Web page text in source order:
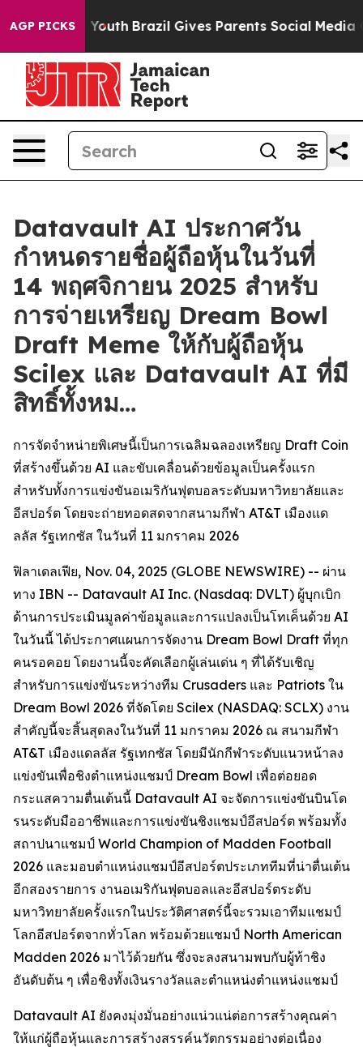
AGP PICKS
to Youth Brazil Gives Parents Social Media
Datavault AI ประกาศวัน
กำหนดรายชื่อผู้ถือหุ้นในวันที่
14 พฤศจิกายน 2025 สำหรับ
การจ่ายเหรียญ Dream Bowl
Draft Meme ให้กับผู้ถือหุ้น
Scilex และ Datavault AI ที่มี
สิทธิ์ทั้งหม…
การจัดจำหน่ายพิเศษนี้เป็นการเฉลิมฉลองเหรียญ Draft Coin
ที่สร้างขึ้นด้วย AI และขับเคลื่อนด้วยข้อมูลเป็นครั้งแรก
สำหรับทั้งการแข่งขันอเมริกันฟุตบอลระดับมหาวิทยาลัยและ
อีสปอร์ต โดยจะถ่ายทอดสดจากสนามกีฬา AT&T เมืองแด
ลลัส รัฐเทกซัส ในวันที่ 11 มกราคม 2026
ฟิลาเดลเฟีย, Nov. 04, 2025 (GLOBE NEWSWIRE) -- ผ่าน
ทาง IBN -- Datavault AI Inc. (Nasdaq: DVLT) ผู้บุกเบิก
ด้านการประเมินมูลค่าข้อมูลและการแปลงเป็นโทเค็นด้วย AI
ในวันนี้ ได้ประกาศแผนการจัดงาน Dream Bowl Draft ที่ทุก
คนรอคอย โดยงานนี้จะคัดเลือกผู้เล่นเด่น ๆ ที่ได้รับเชิญ
สำหรับการแข่งขันระหว่างทีม Crusaders และ Patriots ใน
Dream Bowl 2026 ที่จัดโดย Scilex (NASDAQ: SCLX) งาน
สำคัญนี้จะสิ้นสุดลงในวันที่ 11 มกราคม 2026 ณ สนามกีฬา
AT&T เมืองแดลลัส รัฐเทกซัส โดยมีนักกีฬาระดับแนวหน้าลง
แข่งขันเพื่อชิงตำแหน่งแชมป์ Dream Bowl เพื่อต่อยอด
กระแสความตื่นเต้นนี้ Datavault AI จะจัดการแข่งขันบินโด
รนระดับมืออาชีพและการแข่งขันชิงแชมป์อีสปอร์ต พร้อมทั้ง
สถาปนาแชมป์ World Champion of Madden Football
2026 และมอบตำแหน่งแชมป์อีสปอร์ตประเภททีมที่น่าตื่นเต้น
อีกสองรายการ งานอเมริกันฟุตบอลและอีสปอร์ตระดับ
มหาวิทยาลัยครั้งแรกในประวัติศาสตร์นี้จะรวมเอาทีมแชมป์
โลกอีสปอร์ตจากทั่วโลก พร้อมด้วยแชมป์ North American
Madden 2026 มาไว้ด้วยกัน ซึ่งจะลงสนามพบกับผู้ท้าชิง
อันดับต้น ๆ เพื่อชิงทั้งเงินรางวัลและตำแหน่งตำแหน่งแชมป์
Datavault AI ยังคงมุ่งมั่นอย่างแน่วแน่ต่อการสร้างคุณค่า
ให้แก่ผู้ถือหุ้นและการสร้างสรรค์นวัตกรรมอย่างต่อเนื่อง